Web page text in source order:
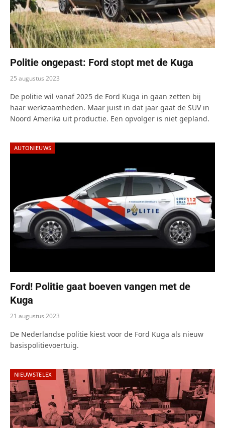
Politie ongepast: Ford stopt met de Kuga
25 augustus 2023
De politie wil vanaf 2025 de Ford Kuga in gaan zetten bij
haar werkzaamheden. Maar juist in dat jaar gaat de SUV in
Noord Amerika uit productie. Een opvolger is niet gepland.
AUTONIEUWS
Ford! Politie gaat boeven vangen met de
Kuga
21 augustus 2023
De Nederlandse politie kiest voor de Ford Kuga als nieuw
basispolitievoertuig.
NIEUWSTELEX